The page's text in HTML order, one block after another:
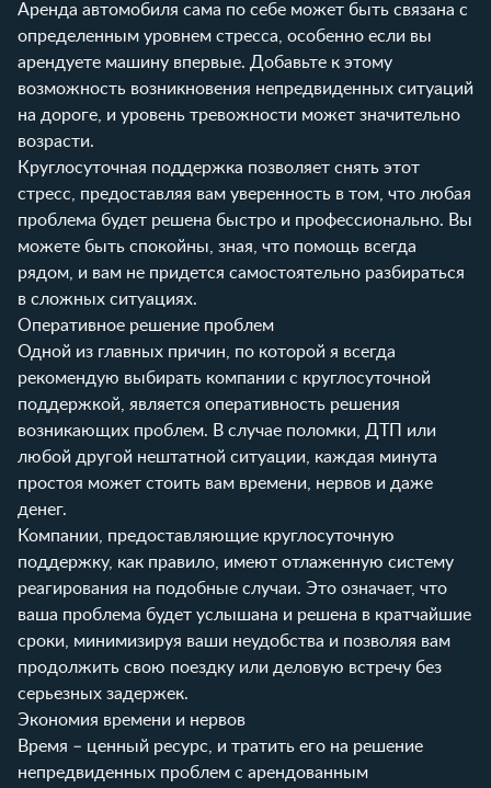
Аренда автомобиля сама по себе может быть связана с
определенным уровнем стресса, особенно если вы
арендуете машину впервые. Добавьте к этому
возможность возникновения непредвиденных ситуаций
на дороге, и уровень тревожности может значительно
возрасти.
Круглосуточная поддержка позволяет снять этот
стресс, предоставляя вам уверенность в том, что любая
проблема будет решена быстро и профессионально. Вы
можете быть спокойны, зная, что помощь всегда
рядом, и вам не придется самостоятельно разбираться
в сложных ситуациях.
Оперативное решение проблем
Одной из главных причин, по которой я всегда
рекомендую выбирать компании с круглосуточной
поддержкой, является оперативность решения
возникающих проблем. В случае поломки, ДТП или
любой другой нештатной ситуации, каждая минута
простоя может стоить вам времени, нервов и даже
денег.
Компании, предоставляющие круглосуточную
поддержку, как правило, имеют отлаженную систему
реагирования на подобные случаи. Это означает, что
ваша проблема будет услышана и решена в кратчайшие
сроки, минимизируя ваши неудобства и позволяя вам
продолжить свою поездку или деловую встречу без
серьезных задержек.
Экономия времени и нервов
Время – ценный ресурс, и тратить его на решение
непредвиденных проблем с арендованным